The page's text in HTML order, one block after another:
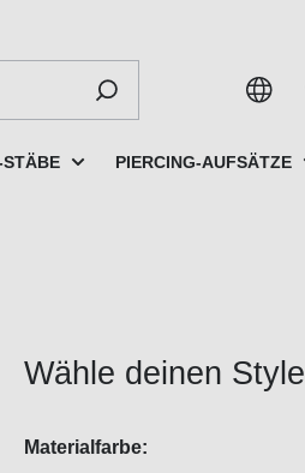
STÄBE PIERCING-AUFSÄTZE
Wähle deinen Style
Materialfarbe: